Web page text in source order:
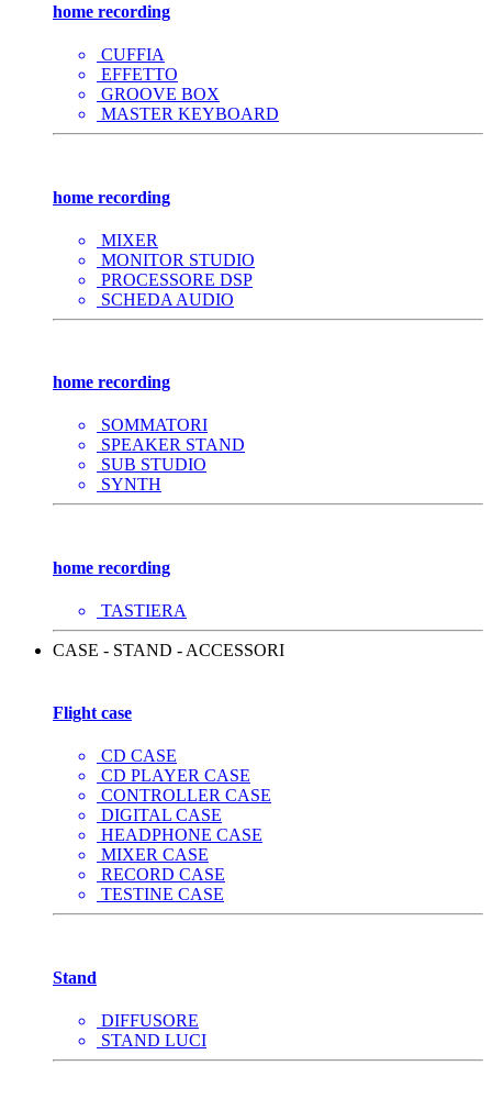
home recording
CUFFIA
EFFETTO
GROOVE BOX
MASTER KEYBOARD
home recording
MIXER
MONITOR STUDIO
PROCESSORE DSP
SCHEDA AUDIO
home recording
SOMMATORI
SPEAKER STAND
SUB STUDIO
SYNTH
home recording
TASTIERA
CASE - STAND - ACCESSORI
Flight case
CD CASE
CD PLAYER CASE
CONTROLLER CASE
DIGITAL CASE
HEADPHONE CASE
MIXER CASE
RECORD CASE
TESTINE CASE
Stand
DIFFUSORE
STAND LUCI